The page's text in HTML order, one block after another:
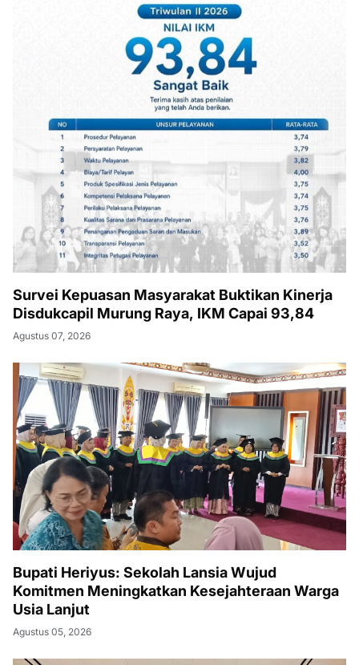
Survei Kepuasan Masyarakat Buktikan Kinerja
Disdukcapil Murung Raya, IKM Capai 93,84
Agustus 07, 2026
Bupati Heriyus: Sekolah Lansia Wujud
Komitmen Meningkatkan Kesejahteraan Warga
Usia Lanjut
Agustus 05, 2026